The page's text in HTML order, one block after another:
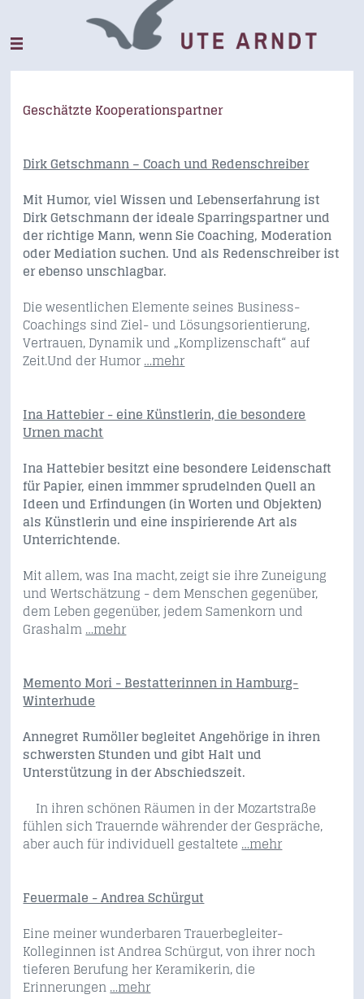
Geschätzte Kooperationspartner
Dirk Getschmann – Coach und Redenschreiber
Mit Humor, viel Wissen und Lebenserfahrung ist
Dirk Getschmann der ideale Sparringspartner und
der richtige Mann, wenn Sie Coaching, Moderation
oder Mediation suchen. Und als Redenschreiber ist
er ebenso unschlagbar.
Die wesentlichen Elemente seines Business-
Coachings sind Ziel- und Lösungsorientierung,
Vertrauen, Dynamik und „Komplizenschaft“ auf
Zeit.Und der Humor…mehr
Ina Hattebier - eine Künstlerin, die besondere
Urnen macht
Ina Hattebier besitzt eine besondere Leidenschaft
für Papier, einen immmer sprudelnden Quell an
Ideen und Erfindungen (in Worten und Objekten)
als Künstlerin und eine inspirierende Art als
Unterrichtende.
Mit allem, was Ina macht, zeigt sie ihre Zuneigung
und Wertschätzung - dem Menschen gegenüber,
dem Leben gegenüber, jedem Samenkorn und
Grashalm…mehr
Memento Mori - Bestatterinnen in Hamburg-
Winterhude
Annegret Rumöller begleitet Angehörige in ihren
schwersten Stunden und gibt Halt und
Unterstützung in der Abschiedszeit.
In ihren schönen Räumen in der Mozartstraße
fühlen sich Trauernde währender der Gespräche,
aber auch für individuell gestaltete…mehr
Feuermale - Andrea Schürgut
Eine meiner wunderbaren Trauerbegleiter-
Kolleginnen ist Andrea Schürgut, von ihrer noch
tieferen Berufung her Keramikerin, die
Erinnerungen…mehr